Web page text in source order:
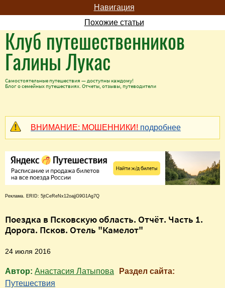
Навигация
Похожие статьи
Клуб путешественников
Галины Лукас
Самостоятельные путешествия — доступны каждому!
Блог о семейных путешествиях. Отчеты, отзывы, путеводители
ВНИМАНИЕ: МОШЕННИКИ! подробнее
Реклама. ERID: 5jtCeReNx12oajjG9G1Ag7Q
Поездка в Псковскую область. Отчёт. Часть 1.
Дорога. Псков. Отель "Камелот"
24 июля 2016
Автор: Анастасия Латыпова
Раздел сайта:
Путешествия